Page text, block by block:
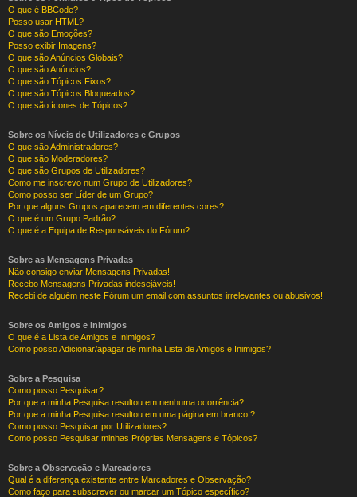
O que é BBCode?
Posso usar HTML?
O que são Emoções?
Posso exibir Imagens?
O que são Anúncios Globais?
O que são Anúncios?
O que são Tópicos Fixos?
O que são Tópicos Bloqueados?
O que são ícones de Tópicos?
Sobre os Níveis de Utilizadores e Grupos
O que são Administradores?
O que são Moderadores?
O que são Grupos de Utilizadores?
Como me inscrevo num Grupo de Utilizadores?
Como posso ser Líder de um Grupo?
Por que alguns Grupos aparecem em diferentes cores?
O que é um Grupo Padrão?
O que é a Equipa de Responsáveis do Fórum?
Sobre as Mensagens Privadas
Não consigo enviar Mensagens Privadas!
Recebo Mensagens Privadas indesejáveis!
Recebi de alguém neste Fórum um email com assuntos irrelevantes ou abusivos!
Sobre os Amigos e Inimigos
O que é a Lista de Amigos e Inimigos?
Como posso Adicionar/apagar de minha Lista de Amigos e Inimigos?
Sobre a Pesquisa
Como posso Pesquisar?
Por que a minha Pesquisa resultou em nenhuma ocorrência?
Por que a minha Pesquisa resultou em uma página em branco!?
Como posso Pesquisar por Utilizadores?
Como posso Pesquisar minhas Próprias Mensagens e Tópicos?
Sobre a Observação e Marcadores
Qual é a diferença existente entre Marcadores e Observação?
Como faço para subscrever ou marcar um Tópico específico?